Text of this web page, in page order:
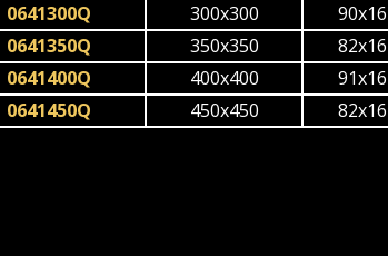
0641300Q
300x300 90x16
0641350Q
350x350 82x16
0641400Q
400x400 91x16
0641450Q
450x450 82x16